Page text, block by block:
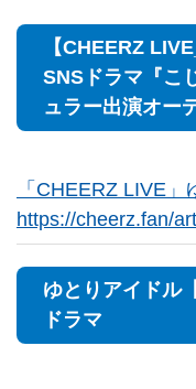
【CHEERZ
SNSドラマ『こ
ュラー出演オー
「CHEERZ LIVE」
https://cheerz.fan/
ゆとりアイドル
ドラマ